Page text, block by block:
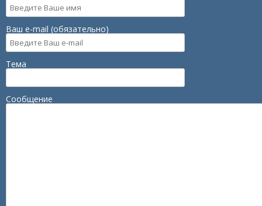
Ваш e-mail (обязательно)
Тема
Сообщение